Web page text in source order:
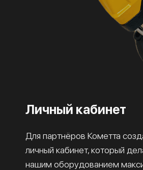
Личный кабинет
Для партнёров Кометта
личный кабинет, который
нашим оборудованием